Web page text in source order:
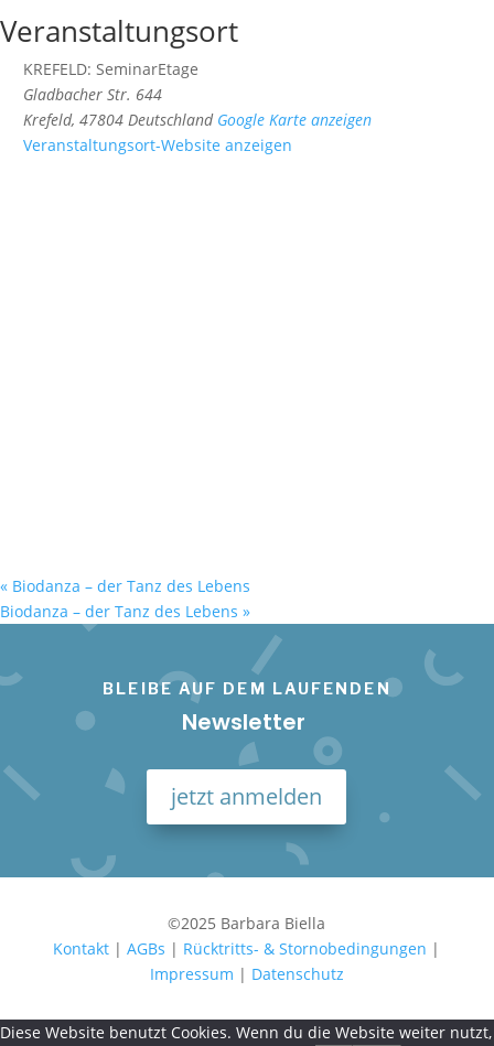
Veranstaltungsort
KREFELD: SeminarEtage
Gladbacher Str. 644
Krefeld, 47804 Deutschland Google Karte anzeigen
Veranstaltungsort-Website anzeigen
« Biodanza – der Tanz des Lebens
Biodanza – der Tanz des Lebens »
BLEIBE AUF DEM LAUFENDEN
Newsletter
jetzt anmelden
©2025 Barbara Biella
Kontakt |AGBs | Rücktritts- & Stornobedingungen |
Impressum | Datenschutz
Diese Website benutzt Cookies. Wenn du die Website weiter nutzt,